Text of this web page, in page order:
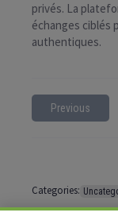
privés. La
échanges ciblés
authentiques.
Previous
Categories: